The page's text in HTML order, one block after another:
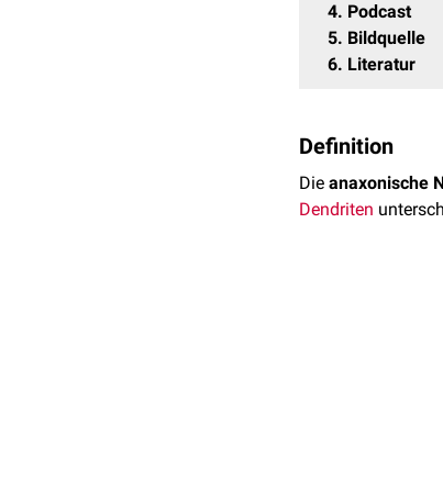
4 Podcast
5 Bildquelle
6 Literatur
Definition
Die anaxonische
Dendriten